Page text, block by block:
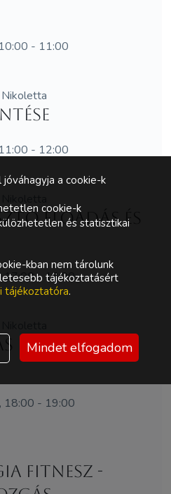
- 11:00
Nikoletta
- 12:00
előadás és
17:00 - 18:00
és MéhÁldás
18:00 - 19:00
Fitnesz -
a cookie-k
cookie-k
és statisztikai
kban nem tárolunk
tájékoztatásért
tájékoztatóra.
Mindet elfogadom